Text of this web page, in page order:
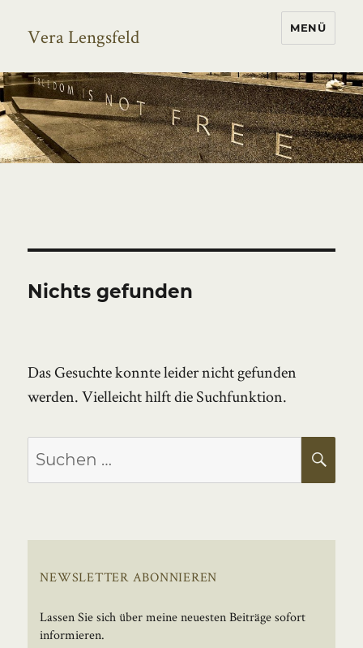
Vera Lengsfeld MENÜ
Nichts gefunden
Das Gesuchte konnte leider nicht gefunden
werden. Vielleicht hilft die Suchfunktion.
Suchen
nach:
NEWSLETTER ABONNIEREN
Lassen Sie sich über meine neuesten Beiträge sofort
informieren.